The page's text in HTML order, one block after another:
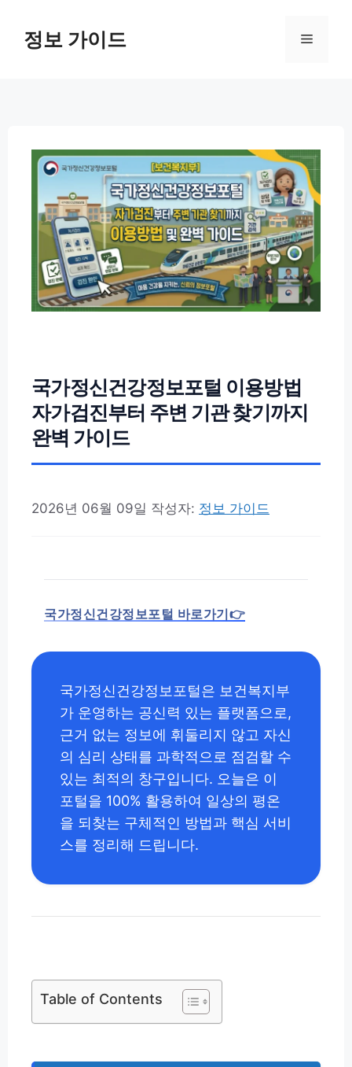
정보 가이드 메
국가정신건강정보포털 이용방법
자가검진부터 주변 기관 찾기까지
완벽 가이드
2026년 06월 09일 작성자: 정보 가이드
국가정신건강정보포털 바로가기👉
국가정신건강정보포털은 보건복지부
가 운영하는 공신력 있는 플랫폼으로,
근거 없는 정보에 휘둘리지 않고 자신
의 심리 상태를 과학적으로 점검할 수
있는 최적의 창구입니다. 오늘은 이
포털을 100% 활용하여 일상의 평온
을 되찾는 구체적인 방법과 핵심 서비
스를 정리해 드립니다.
Table of Contents